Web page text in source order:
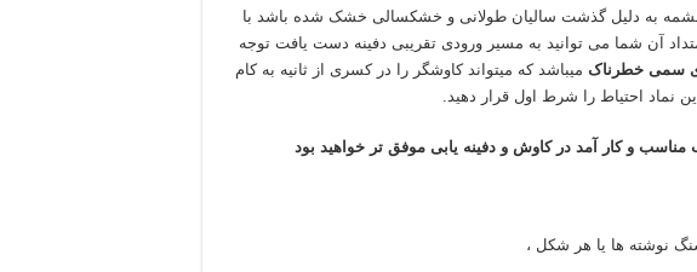
به دلیل گذشت سالیان طولانی و خشکسالی خشک شده باشد با
آن شما می توانید به مسیر ورودی تقریبی دفینه دست یافت توجه
سمی خطرناک میباشد که میتواند کاوشگر را در کسری از ثانیه به کام
احتیاط را شرط اول قرار دهید.
و کار آمد در کاوش و دفینه یابی موفق تر خواهید بود
نوشته ها یا هر شکل ،